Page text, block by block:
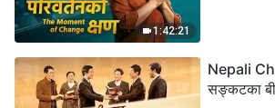
1:42:21
Nepali
सङ्कटका